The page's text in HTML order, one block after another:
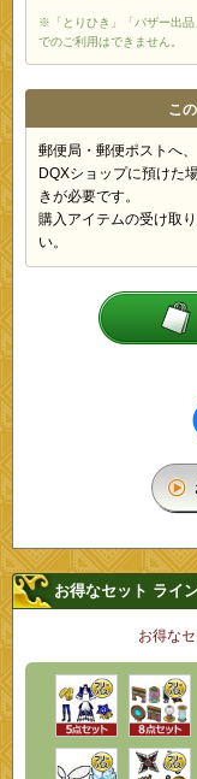
※「とりひき」「バザー出品
でのご利用はできません。
こ
郵便局・郵便ポストへ
DQXショップに預けた
きが必要です。
購入アイテムの受け取
い。
お得なセット ライ
お得な